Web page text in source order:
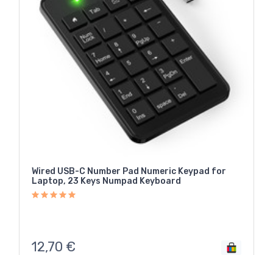
Wired USB-C Number Pad Numeric Keypad for
Laptop, 23 Keys Numpad Keyboard
12,70 €